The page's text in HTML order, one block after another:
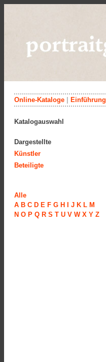
Online-Kataloge Einführung
Katalogauswahl
Dargestellte
Künstler
Beteiligte
Alle
A B C D E F G H J K L M
N O P Q R S T U V W X Y Z